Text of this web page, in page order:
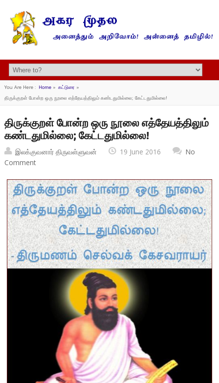
You Are Here : Home» கட்டுரை »
திருக்குறள் போன்ற ஒரு நூலை எத்தேயத்திலும் கண்டதுமில்லை; கேட்டதுமில்லை!
திருக்குறள் போன்ற ஒரு நூலை எத்தேயத்திலும்
கண்டதுமில்லை; கேட்டதுமில்லை!
இலக்குவனார் திருவள்ளுவன் 19 June 2016
No
Comment